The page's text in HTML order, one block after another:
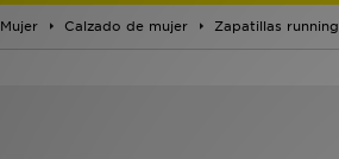
Mujer Calzado de mujer Zapatillas running